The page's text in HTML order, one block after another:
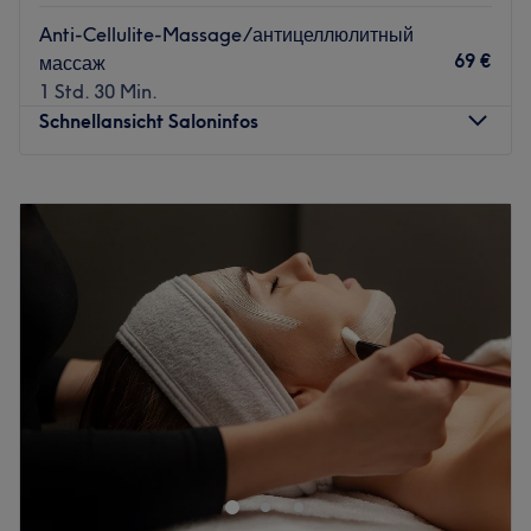
Atmosphäre: Entspannend, einladend, professionell.
Expertise: Massagen.
Produkte und Produktmarken: Hochwertige Produkte.
Extras: Sehr gut mit den öffentlichen Verkehrsmitteln zu
Zurück zur Salonansicht
Anti-Cellulite-Massage/антицеллюлитный
массаж
1 Std. 30 Min.
69 €
Schnellansicht Saloninfos
10:00
Samstag
10:00 –18:00
Sonntag
Geschlossen
Strahlende und reine Haut zaubert dir das professionelle
Team von Sisters Beauty Bonn. Hier kannst du dich
zurücklehnen. Die Profis verwöhnen dich und deine Haut
mit pflegenden Produkten und verwenden ausschließlich